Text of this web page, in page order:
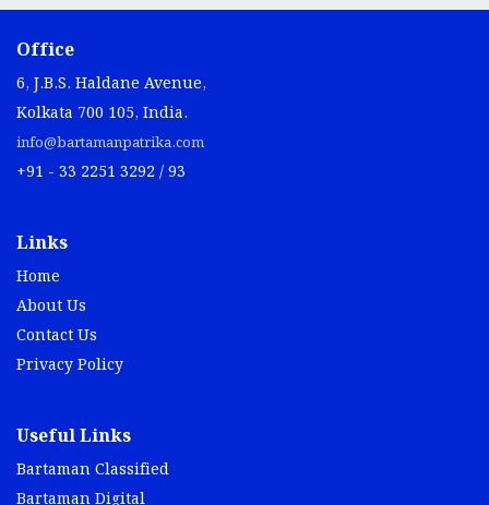
Office
6, J.B.S. Haldane Avenue,
Kolkata 700 105, India.
info@bartamanpatrika.com
+91 - 33 2251 3292 / 93
Links
Home
About Us
Contact Us
Privacy Policy
Useful Links
Bartaman Classified
Bartaman Digital